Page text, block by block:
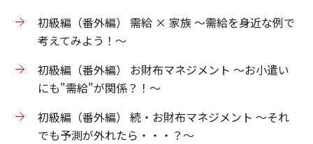
初級編（番外編） 需給 × 家族 ～需給を身近な例で
考えてみよう！～
初級編（番外編） お財布マネジメント ～お小遣い
にも"需給"が関係？！～
初級編（番外編） 続・お財布マネジメント ～それ
でも予測が外れたら・・・？～